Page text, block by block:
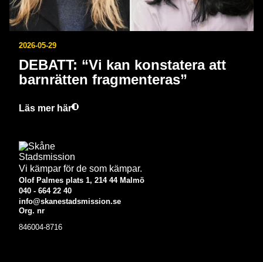
2026-05-29
DEBATT: “Vi kan konstatera att
barnrätten fragmenteras”
Läs mer här
Vi kämpar för de som kämpar.
Olof Palmes plats 1, 214 44 Malmö
040 - 664 22 40
info@skanestadsmission.se
Org. nr
846004-8716